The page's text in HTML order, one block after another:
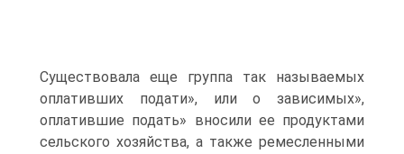
Существовала еще группа так называемых
оплативших подати», или о зависимых»,
оплатившие подать» вносили ее продуктами
сельского хозяйства, а также ремесленными